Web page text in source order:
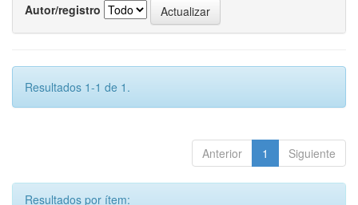
Autor/registro
Resultados 1-1 de 1.
Anterior 1 Siguiente
Resultados por ítem: